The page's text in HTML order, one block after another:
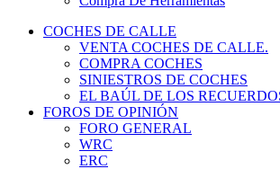
COCHES DE CALLE
VENTA COCHES DE CALLE.
COMPRA COCHES
SINIESTROS DE COCHES
EL BAÚL DE LOS RECUERDOS
FOROS DE OPINIÓN
FORO GENERAL
WRC
ERC
CERA